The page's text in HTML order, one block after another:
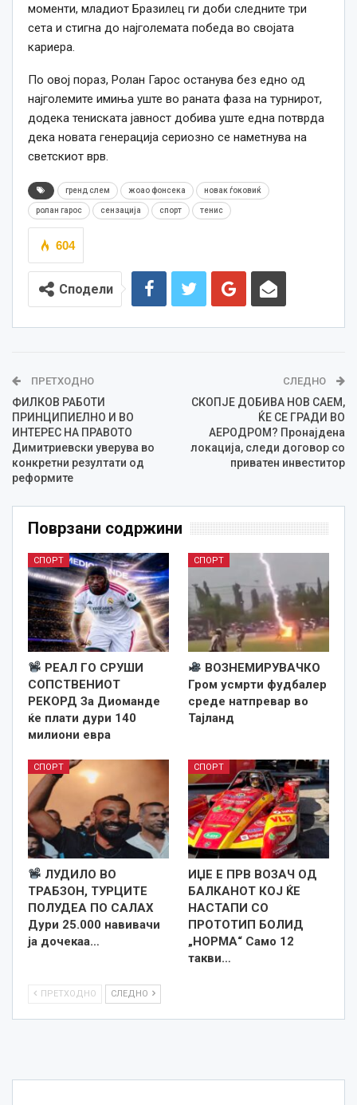
моменти, младиот Бразилец ги доби следните три
сета и стигна до најголемата победа во својата
кариера.
По овој пораз, Ролан Гарос останува без едно од
најголемите имиња уште во раната фаза на турнирот,
додека тениската јавност добива уште една потврда
дека новата генерација сериозно се наметнува на
светскиот врв.
гренд слем жоао фонсека новак ѓоковиќ
ролан гарос сензација спорт тенис
604
Сподели
ПРЕТХОДНО
ФИЛКОВ РАБОТИ
ПРИНЦИПИЕЛНО И ВО
ИНТЕРЕС НА ПРАВОТО
Димитриевски уверува во
конкретни резултати од
реформите
СЛЕДНО
СКОПЈЕ ДОБИВА НОВ САЕМ,
ЌЕ СЕ ГРАДИ ВО
АЕРОДРОМ? Пронајдена
локација, следи договор со
приватен инвеститор
Поврзани содржини
СПОРТ
РЕАЛ ГО СРУШИ
СОПСТВЕНИОТ
РЕКОРД За Диоманде
ќе плати дури 140
милиони евра
СПОРТ
ВОЗНЕМИРУВАЧКО
Гром усмрти фудбалер
среде натпревар во
Тајланд
СПОРТ
ЛУДИЛО ВО
ТРАБЗОН, ТУРЦИТЕ
ПОЛУДЕА ПО САЛАХ
Дури 25.000 навивачи
ја дочекаа…
СПОРТ
ИЏЕ Е ПРВ ВОЗАЧ ОД
БАЛКАНОТ КОЈ ЌЕ
НАСТАПИ СО
ПРОТОТИП БОЛИД
„НОРМА“ Само 12
такви…
ПРЕТХОДНО СЛЕДНО